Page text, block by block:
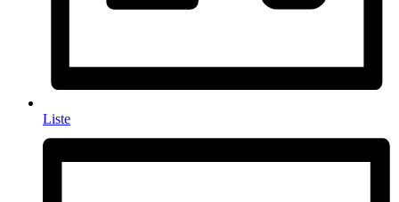
Liste